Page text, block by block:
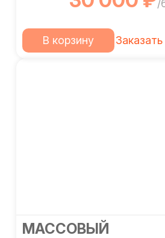
/
В корзину Заказать
МАССОВЫЙ